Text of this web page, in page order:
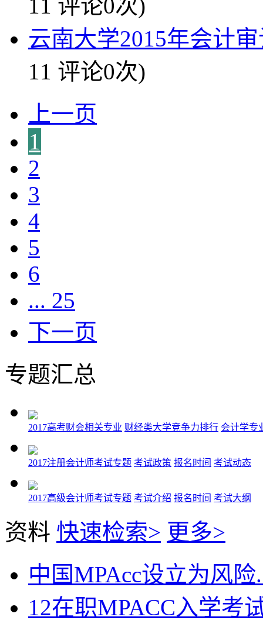
11 评论0次)
云南大学2015年会计
11 评论0次)
上一页
1
2
3
4
5
6
... 25
下一页
专题汇总
2017高考财会相关专业 财经类大学竞争力排行 会计学专
2017注册会计师考试专题 考试政策 报名时间 考试动态
2017高级会计师考试专题 考试介绍 报名时间 考试大纲
资料 快速检索> 更多>
中国MPAcc设立为风险
12在职MPACC入学考